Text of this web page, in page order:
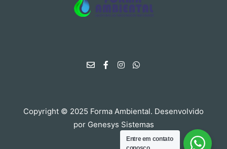
Copyright © 2025 Forma Ambiental. Desenvolvido
por Genesys Sistemas
Entre em contato